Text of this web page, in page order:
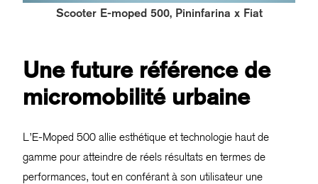
Scooter E-moped 500, Pininfarina x Fiat
Une future référence de
micromobilité urbaine
L’E-Moped 500 allie esthétique et technologie haut de
gamme pour atteindre de réels résultats en termes de
performances, tout en conférant à son utilisateur une